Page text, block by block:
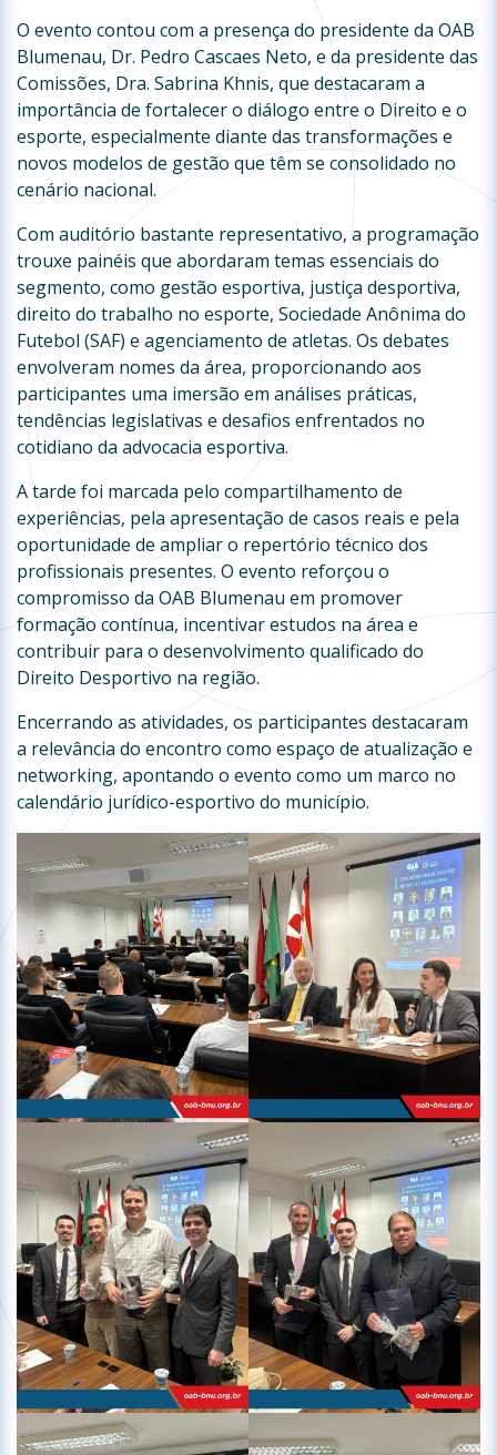
O evento contou com a presença do presidente da OAB
Blumenau, Dr. Pedro Cascaes Neto, e da presidente das
Comissões, Dra. Sabrina Khnis, que destacaram a
importância de fortalecer o diálogo entre o Direito e o
esporte, especialmente diante das transformações e
novos modelos de gestão que têm se consolidado no
cenário nacional.
Com auditório bastante representativo, a programação
trouxe painéis que abordaram temas essenciais do
segmento, como gestão esportiva, justiça desportiva,
direito do trabalho no esporte, Sociedade Anônima do
Futebol (SAF) e agenciamento de atletas. Os debates
envolveram nomes da área, proporcionando aos
participantes uma imersão em análises práticas,
tendências legislativas e desafios enfrentados no
cotidiano da advocacia esportiva.
A tarde foi marcada pelo compartilhamento de
experiências, pela apresentação de casos reais e pela
oportunidade de ampliar o repertório técnico dos
profissionais presentes. O evento reforçou o
compromisso da OAB Blumenau em promover
formação contínua, incentivar estudos na área e
contribuir para o desenvolvimento qualificado do
Direito Desportivo na região.
Encerrando as atividades, os participantes destacaram
a relevância do encontro como espaço de atualização e
networking, apontando o evento como um marco no
calendário jurídico-esportivo do município.